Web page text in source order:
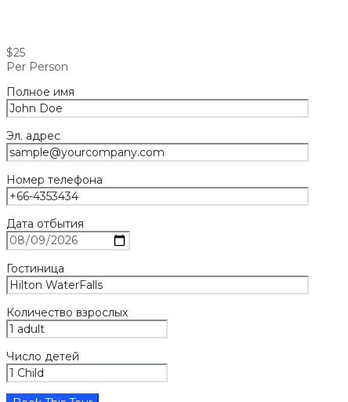
$25
Per Person
Полное имя
Эл. адрес
Номер телефона
Дата отбытия
Гостиница
Количество взрослых
Число детей